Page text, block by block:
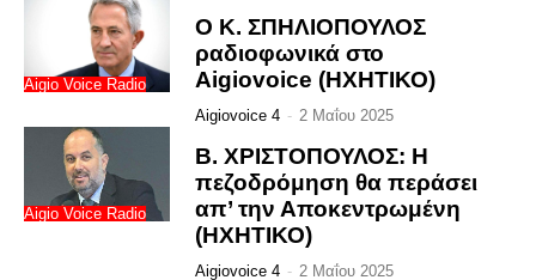
Aigio Voice Radio
Ο Κ. ΣΠΗΛΙΟΠΟΥΛΟΣ
ραδιοφωνικά στο
Aigiovoice (ΗΧΗΤΙΚΟ)
Aigiovoice 4 - 2 Μαΐου 2025
Aigio Voice Radio
Β. ΧΡΙΣΤΟΠΟΥΛΟΣ: Η
πεζοδρόμηση θα περάσει
απ’ την Αποκεντρωμένη
(ΗΧΗΤΙΚΟ)
Aigiovoice 4 - 2 Μαΐου 2025